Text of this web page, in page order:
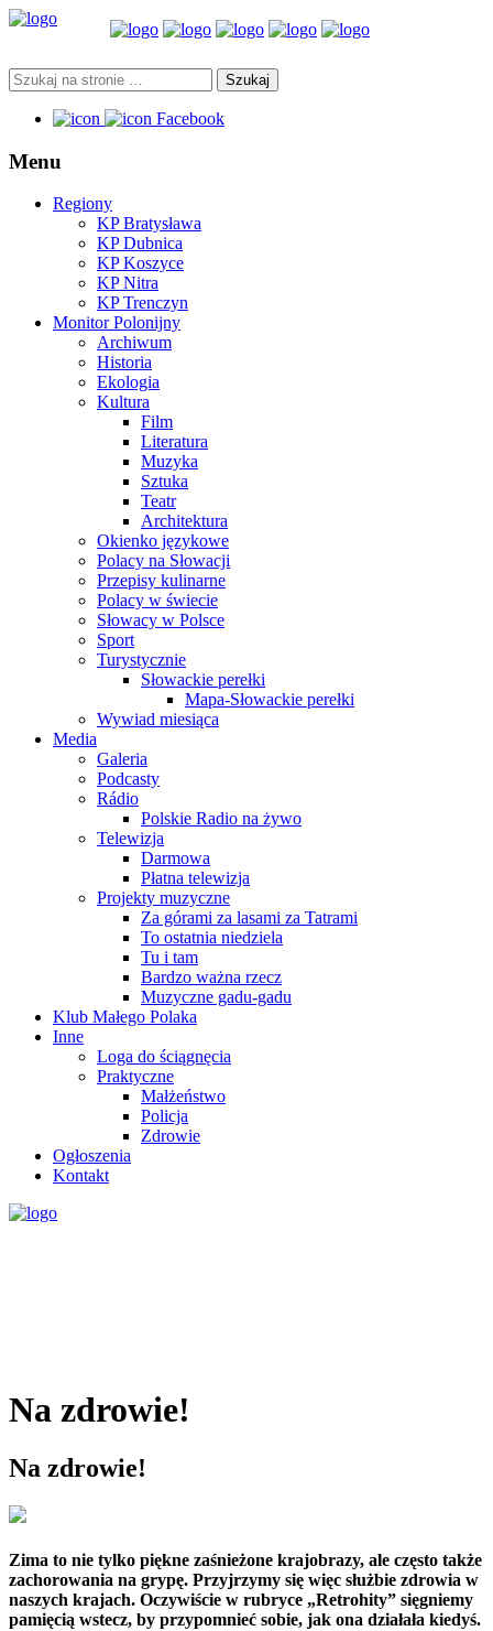
Facebook
Menu
Regiony
KP Bratysława
KP Dubnica
KP Koszyce
KP Nitra
KP Trenczyn
Monitor Polonijny
Archiwum
Historia
Ekologia
Kultura
Film
Literatura
Muzyka
Sztuka
Teatr
Architektura
Okienko językowe
Polacy na Słowacji
Przepisy kulinarne
Polacy w świecie
Słowacy w Polsce
Sport
Turystycznie
Słowackie perełki
Mapa-Słowackie perełki
Wywiad miesiąca
Media
Galeria
Podcasty
Rádio
Polskie Radio na żywo
Telewizja
Darmowa
Płatna telewizja
Projekty muzyczne
Za górami za lasami za Tatrami
To ostatnia niedziela
Tu i tam
Bardzo ważna rzecz
Muzyczne gadu-gadu
Klub Małego Polaka
Inne
Loga do ściągnęcia
Praktyczne
Małżeństwo
Policja
Zdrowie
Ogłoszenia
Kontakt
Na zdrowie!
Na zdrowie!
Zima to nie tylko piękne zaśnieżone krajobrazy, ale często także
zachorowania na grypę. Przyjrzymy się więc służbie zdrowia w
naszych krajach. Oczywiście w rubryce „Retrohity” sięgniemy
pamięcią wstecz, by przypomnieć sobie, jak ona działała kiedyś.